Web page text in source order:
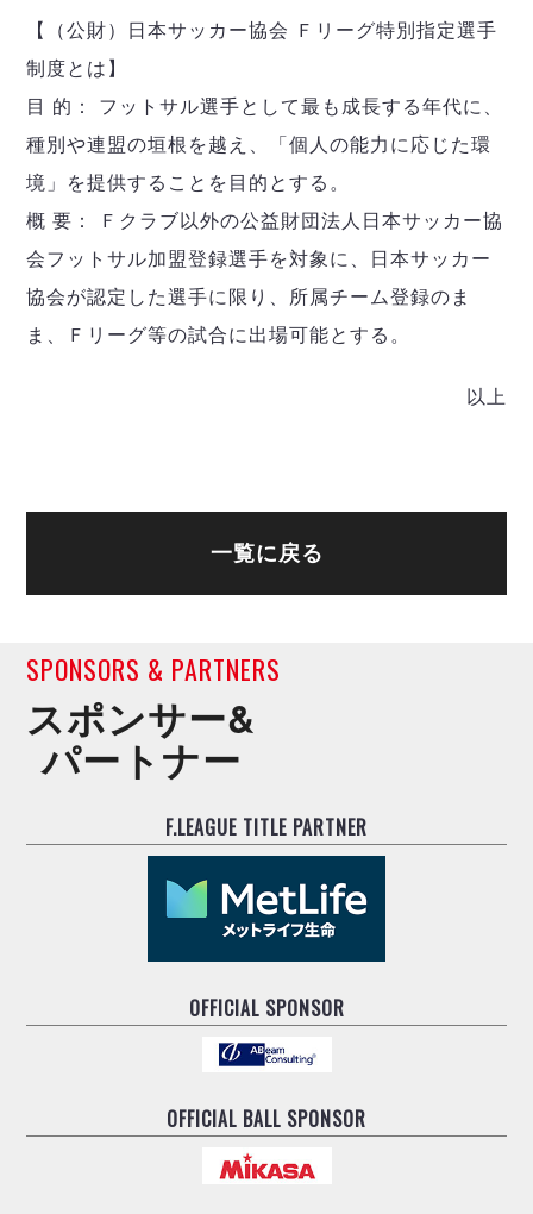
ペスカドーラ町田
湘南ベルマーレ
ボアルース長野
名古屋オーシャンズ
シュライカー大阪
ボルクバレット北九州
バサジィ大分
選手の通算記録（Ｆ２）
ヴォスクオーレ仙台
FOLLOW US!
【（公財）日本サッカー協会 Ｆリーグ特別指定選手
制度とは】
目 的： フットサル選手として最も成長する年代に、
種別や連盟の垣根を越え、「個人の能力に応じた環
境」を提供することを目的とする。
概 要： Ｆクラブ以外の公益財団法人日本サッカー協
会フットサル加盟登録選手を対象に、日本サッカー
協会が認定した選手に限り、所属チーム登録のま
ま、Ｆリーグ等の試合に出場可能とする。
以上
一覧に戻る
SPONSORS & PARTNERS
スポンサー&
パートナー
F.LEAGUE TITLE PARTNER
OFFICIAL SPONSOR
OFFICIAL BALL SPONSOR